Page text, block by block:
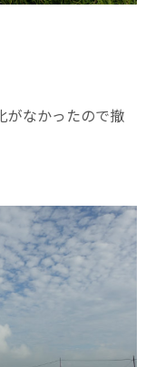
がなかったので撤